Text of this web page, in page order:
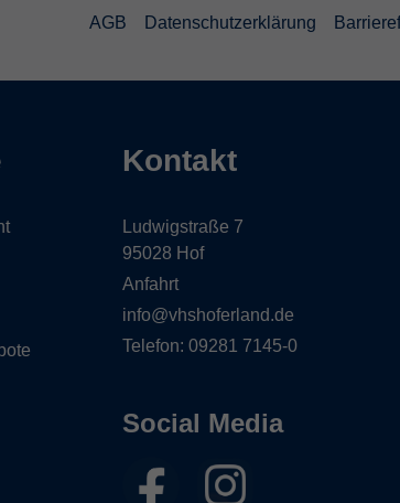
AGB Datenschutzerklärung
Kontakt
Ludwigstraße 7
95028 Hof
Anfahrt
info@vhshoferland.de
Telefon: 09281 7145-0
Social Media